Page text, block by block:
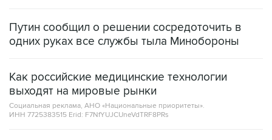
Путин сообщил о решении сосредоточить в
одних руках все службы тыла Минобороны
Как российские медицинские технологии
выходят на мировые рынки
Социальная реклама, АНО «Национальные приоритеты».
ИНН 7725383515 Erid: F7NfYUJCUneVdTRF8PRs